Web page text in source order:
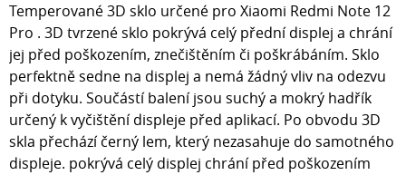
Temperované 3D sklo určené pro Xiaomi Redmi Note 12
Pro . 3D tvrzené sklo pokrývá celý přední displej a chrání
jej před poškozením, znečištěním či poškrábáním. Sklo
perfektně sedne na displej a nemá žádný vliv na odezvu
při dotyku. Součástí balení jsou suchý a mokrý hadřík
určený k vyčištění displeje před aplikací. Po obvodu 3D
skla přechází černý lem, který nezasahuje do samotného
displeje. pokrývá celý displej chrání před poškozením